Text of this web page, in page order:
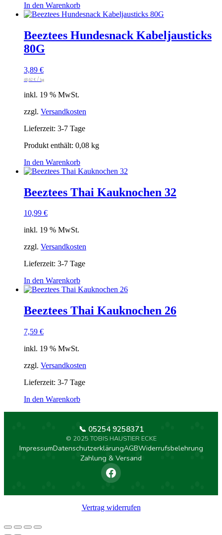
In den Warenkorb
Beeztees Hundesnack Kabeljausticks
80G
3,89 €
48,62 € / kg
inkl. 19 % MwSt.
zzgl. Versandkosten
Lieferzeit: 3-7 Tage
Produkt enthält: 0,08 kg
In den Warenkorb
Beeztees Thai Kauknochen 32
10,99 €
inkl. 19 % MwSt.
zzgl. Versandkosten
Lieferzeit: 3-7 Tage
In den Warenkorb
Beeztees Thai Kauknochen 26
7,59 €
inkl. 19 % MwSt.
zzgl. Versandkosten
Lieferzeit: 3-7 Tage
In den Warenkorb
ImpressumDatenschutzerklärungAGBWiderrufsbelehrung
Zahlung & Versand
📞 05254 9258371
© 2025 TOBIS HAUSTIER ECKE
Vertrag widerrufen